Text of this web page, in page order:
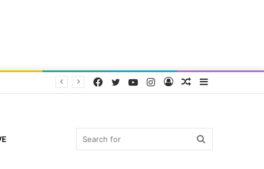
Random
Log
Instagram
YouTube
Twitter
Facebook